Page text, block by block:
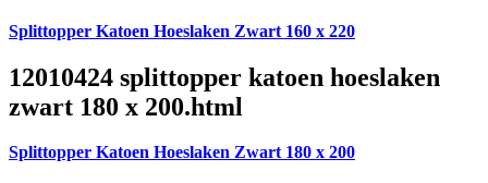
Splittopper Katoen Hoeslaken Zwart 160 x 220
12010424 splittopper katoen hoeslaken
zwart 180 x 200.html
Splittopper Katoen Hoeslaken Zwart 180 x 200